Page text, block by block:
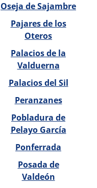
Oseja de Sajambre
Pajares de los
Oteros
Palacios de la
Valduerna
Palacios del Sil
Peranzanes
Pobladura de
Pelayo García
Ponferrada
Posada de
Valdeón